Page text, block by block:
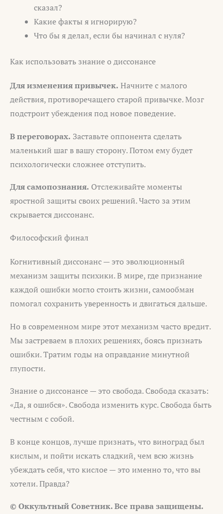
сказал?
Какие факты я игнорирую?
Что бы я делал, если бы начинал с нуля?
Как использовать знание о диссонансе
Для изменения привычек. Начните с малого
действия, противоречащего старой привычке. Мозг
подстроит убеждения под новое поведение.
В переговорах. Заставьте оппонента сделать
маленький шаг в вашу сторону. Потом ему будет
психологически сложнее отступить.
Для самопознания. Отслеживайте моменты
яростной защиты своих решений. Часто за этим
скрывается диссонанс.
Философский финал
Когнитивный диссонанс — это эволюционный
механизм защиты психики. В мире, где признание
каждой ошибки могло стоить жизни, самообман
помогал сохранить уверенность и двигаться дальше.
Но в современном мире этот механизм часто вредит.
Мы застреваем в плохих решениях, боясь признать
ошибки. Тратим годы на оправдание минутной
глупости.
Знание о диссонансе — это свобода. Свобода сказать:
«Да, я ошибся». Свобода изменить курс. Свобода быть
честным с собой.
В конце концов, лучше признать, что виноград был
кислым, и пойти искать сладкий, чем всю жизнь
убеждать себя, что кислое — это именно то, что вы
хотели. Правда?
© Оккультный Советник. Все права защищены.